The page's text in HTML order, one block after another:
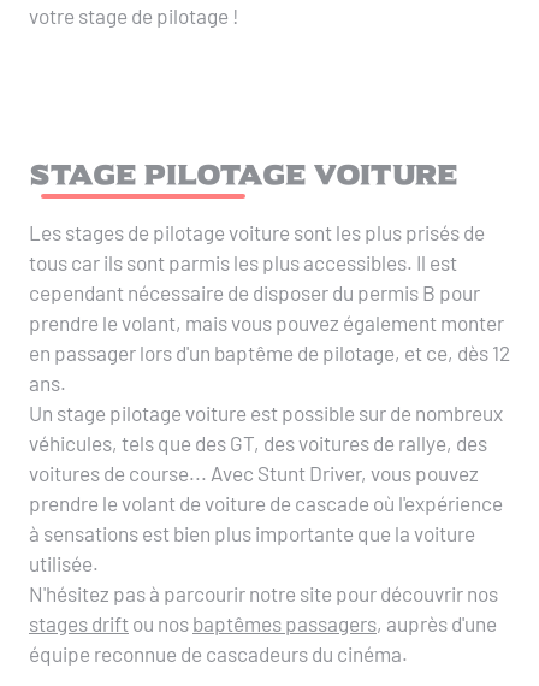
votre stage de pilotage !
Stage pilotage voiture
Les stages de pilotage voiture sont les plus prisés de
tous car ils sont parmis les plus accessibles. Il est
cependant nécessaire de disposer du permis B pour
prendre le volant, mais vous pouvez également monter
en passager lors d'un baptême de pilotage, et ce, dès 12
ans.
Un stage pilotage voiture est possible sur de nombreux
véhicules, tels que des GT, des voitures de rallye, des
voitures de course... Avec Stunt Driver, vous pouvez
prendre le volant de voiture de cascade où l'expérience
à sensations est bien plus importante que la voiture
utilisée.
N'hésitez pas à parcourir notre site pour découvrir nos
stages drift ou nos baptêmes passagers, auprès d'une
équipe reconnue de cascadeurs du cinéma.